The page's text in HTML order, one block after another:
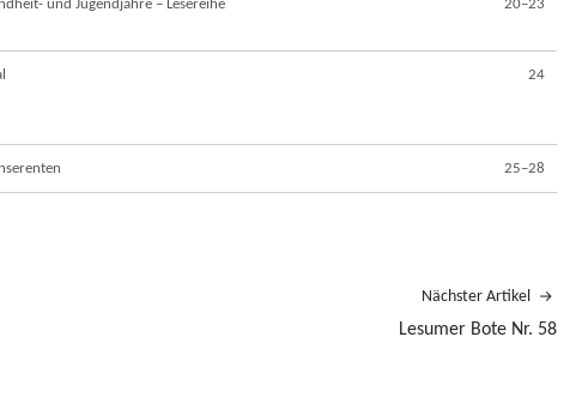
und Jugendjahre – Lesereihe
20–23
24
25–28
Nächster Artikel
Lesumer Bote Nr. 58